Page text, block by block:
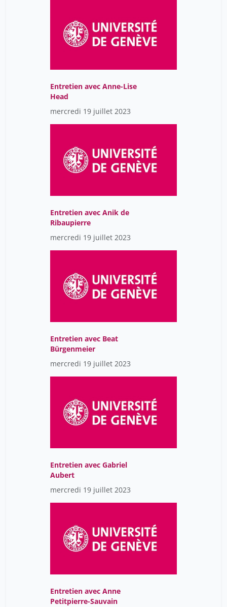
Entretien avec Anne-Lise
Head
mercredi 19 juillet 2023
Entretien avec Anik de
Ribaupierre
mercredi 19 juillet 2023
Entretien avec Beat
Bürgenmeier
mercredi 19 juillet 2023
Entretien avec Gabriel
Aubert
mercredi 19 juillet 2023
Entretien avec Anne
Petitpierre-Sauvain